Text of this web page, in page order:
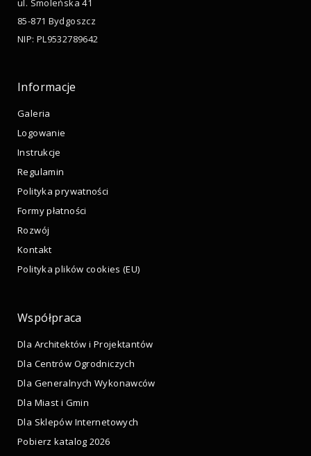
ul. Smoleńska 41
85-871 Bydgoszcz
NIP: PL9532789642
Informacje
Galeria
Logowanie
Instrukcje
Regulamin
Polityka prywatności
Formy płatności
Rozwój
Kontakt
Polityka plików cookies (EU)
Współpraca
Dla Architektów i Projektantów
Dla Centrów Ogrodniczych
Dla Generalnych Wykonawców
Dla Miast i Gmin
Dla Sklepów Internetowych
Pobierz katalog 2026